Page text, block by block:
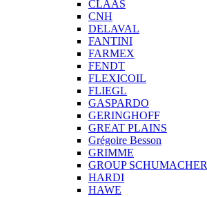
CLAAS
CNH
DELAVAL
FANTINI
FARMEX
FENDT
FLEXICOIL
FLIEGL
GASPARDO
GERINGHOFF
GREAT PLAINS
Grégoire Besson
GRIMME
GROUP SCHUMACHER
HARDI
HAWE